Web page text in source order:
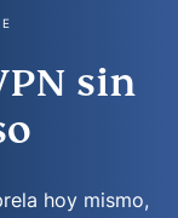
sin
hoy mismo,